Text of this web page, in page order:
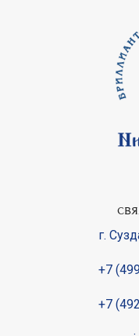
г.
+7
+7